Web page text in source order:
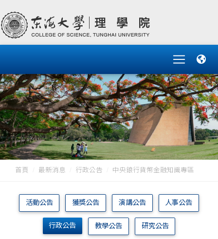
首頁 最新消息 行政公告 中央鋃行貨幣金融知識專區
活動公告 獲獎公告 演講公告 人事公告
行政公告 教學公告 研究公告